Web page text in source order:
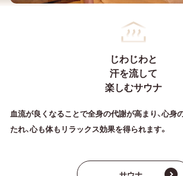
じわじわと
汗を流して
楽しむサウナ
血流が良くなることで全身の代謝が高まり、心身
たれ、心も体もリラックス効果を得られます。